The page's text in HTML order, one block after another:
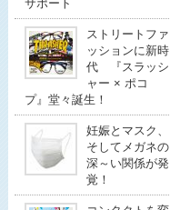
サポート
ストリートファ
ッションに新時
代 『スラッシ
ャー × ポコ
プ』堂々誕生！
妊娠とマスク、
そしてメガネの
深～い関係が発
覚！